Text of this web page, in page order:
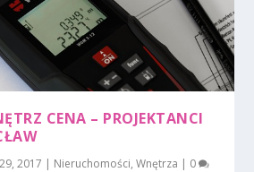
CENA – PROJEKTANCI
2017 | Nieruchomości,Wnętrza | 0